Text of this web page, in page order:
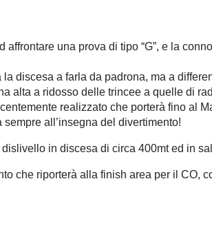
una prova di tipo “G”, e la
discesa a farla da padrona, ma a
alta a ridosso delle trincee a quelle di
realizzato che porterà fino al
all’insegna del divertimento!
in discesa di circa 400mt ed in
che riporterà alla finish area per il CO,